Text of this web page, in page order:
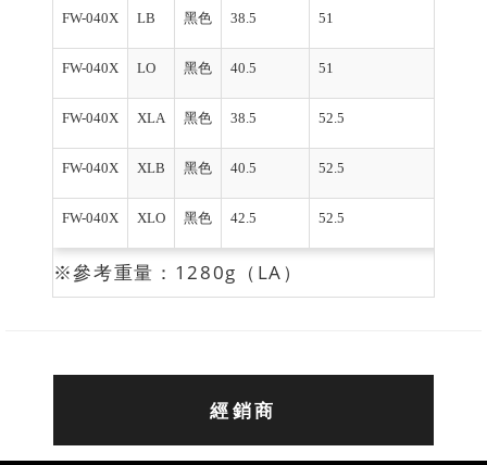
FW-040X LB 黑色 38.5 51
FW-040X LO 黑色 40.5 51
FW-040X XLA 黑色 38.5 52.5
FW-040X XLB 黑色 40.5 52.5
FW-040X XLO 黑色 42.5 52.5
※參考重量：1280g（LA）
經銷商